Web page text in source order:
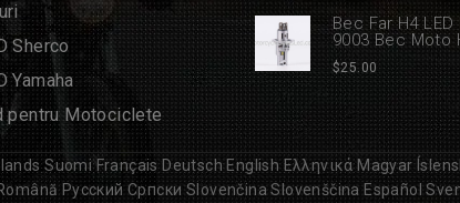
Sherco
Yamaha
pentru Motociclete
Bec Far H4
9003 Bec Moto
$25.00
Suomi Français Deutsch English Ελληνικά Magyar
Русский Српски Slovenčina Slovenščina Español